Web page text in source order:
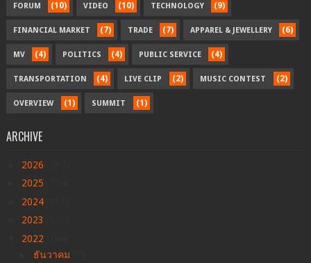
FORUM (10) VIDEO (10) TECHNOLOGY (9)
FINANCIAL MARKET (7) TRADE (7) APPAREL & JEWELLERY (6)
MV (4) POLITICS (4) PUBLIC SERVICE (4)
TRANSPORTATION (4) LIVE CLIP (2) MUSIC CONTEST (2)
OVERVIEW (1) SUMMIT (1)
ARCHIVE
2026
2025
2024
2023
2022
ธันวาคม